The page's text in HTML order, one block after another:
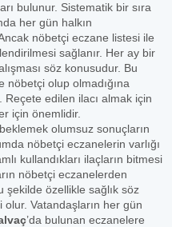
bulunur. Sistematik bir sıra
her gün halkın
nöbetçi eczane listesi ile
sağlanır. Her ay bir
söz konusudur. Bu
olup olmadığına
Reçete edilen ilacı almak için
için önemlidir.
olumsuz sonuçların
nöbetçi eczanelerin varlığı
kullandıkları ilaçların bitmesi
nöbetçi eczanelerden
şekilde özellikle sağlık söz
Vatandaşların her gün
’da bulunan eczanelere